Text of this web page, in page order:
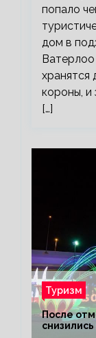
попало
дом в
Ватерлоо
хранятся
короны,
[…]
Туризм
После